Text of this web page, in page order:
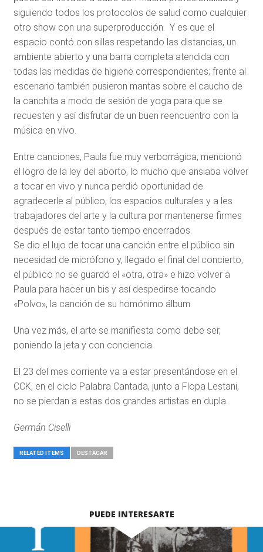
siguiendo todos los protocolos de salud como cualquier
otro show con una superproducción. Y es que el
espacio contó con sillas respetando las distancias, un
ambiente abierto y una barra completa atendida con
todas las medidas de higiene correspondientes; frente al
escenario también pusieron mantas sobre el caucho de
la canchita a modo de sesión de yoga para que se
recuesten y así disfrutar de un buen reencuentro con la
música en vivo.
Entre canciones, Paula fue muy verborrágica; mencionó
el logro de la ley del aborto, lo mucho que ansiaba volver
a tocar en vivo y nunca perdió oportunidad de
agradecerle al público, los espacios culturales y a les
trabajadores del arte y la cultura por mantenerse firmes
después de estar tanto tiempo encerrados.
Se dio el lujo de tocar una canción entre el público sin
necesidad de micrófono y, llegado el final del concierto,
el público no se guardó el «otra, otra» e hizo volver a
Paula para hacer un bis y así despedirse tocando
«Polvo», la canción de su homónimo álbum.
Una vez más, el arte se manifiesta como debe ser,
poniendo la jeta y con conciencia.
El 23 del mes corriente va a estar presentándose en el
CCK, en el ciclo Palabra Cantada, junto a Flopa Lestani,
no se pierdan a estas dos grandes artistas en dupla.
Germán Ciselli
RELATED ITEMS DESTACAR
PUEDE INTERESARTE